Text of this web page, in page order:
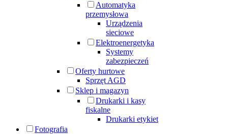
Automatyka
przemysłowa
Urządzenia
sieciowe
Elektroenergetyka
Systemy
zabezpieczeń
Oferty hurtowe
Sprzęt AGD
Sklep i magazyn
Drukarki i kasy
fiskalne
Drukarki etykiet
Fotografia